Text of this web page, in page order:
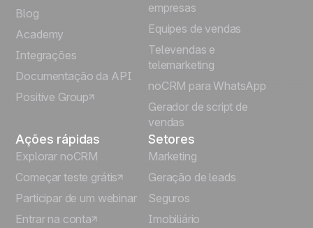
Español
Italiano
Deutsch
Blog
Academy
Integrações
Documentação da API
Positive Group
empresas
Equipes de vendas
Televendas e
telemarketing
noCRM para WhatsApp
Gerador de script de
vendas
Ações rápidas
Explorar noCRM
Começar teste grátis
Participar de um webinar
Entrar na conta
Setores
Marketing
Geração de leads
Seguros
Imobiliário